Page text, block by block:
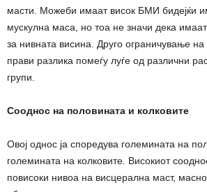
масти. Можеби имаат висок БМИ бидејќи
мускулна маса, но тоа не значи дека
за нивната висина. Друго ограничување
прави разлика помеѓу луѓе од различни
групи.
Сооднос на половината и колковите
Овој однос ја споредува големината на
големината на колковите. Високиот
повисоки нивоа на висцерална маст,